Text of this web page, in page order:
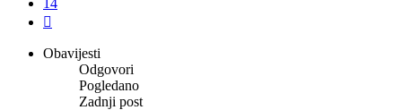
Obavijesti
Odgovori
Pogledano
Zadnji post